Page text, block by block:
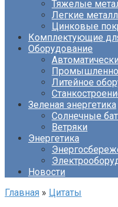
Тяжелые
Легкие
Цинковые
Комплектующие
Оборудование
Литейное
Зеленая энергетика
Солнечные
Ветряки
Энергетика
Новости
Главная » Цитаты